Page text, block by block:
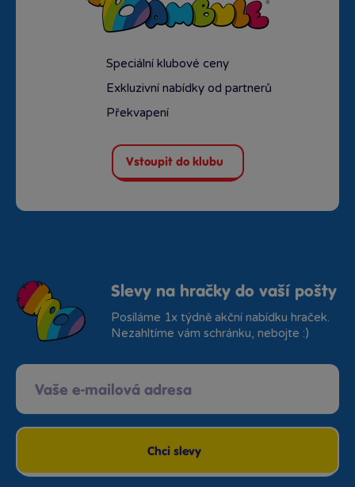
Speciální klubové ceny
Exkluzivní nabídky od partnerů
Překvapení
Vstoupit do klubu
Slevy na hračky do vaší pošty
Posíláme 1x týdně akční nabídku hraček.
Nezahltíme vám schránku, nebojte :)
Chci slevy